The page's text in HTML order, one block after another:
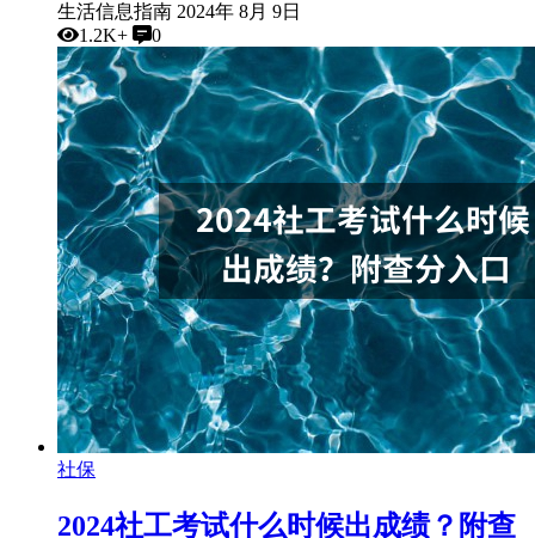
生活信息指南 2024年 8月 9日
1.2K+
0
社保
2024社工考试什么时候出成绩？附查